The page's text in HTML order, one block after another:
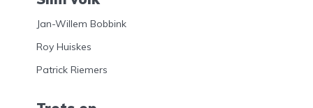
Jan-Willem Bobbink
Roy Huiskes
Patrick Riemers